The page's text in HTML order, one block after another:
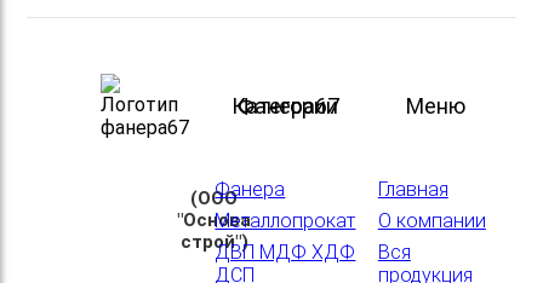
Фанера67
(ООО
"Основа
строй")
Категории
Фанера
Металлопрокат
ДВП МДФ ХДФ
ДСП
Меню
Главная
О компании
Вся
продукция